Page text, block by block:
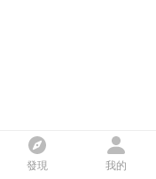
發現 我的